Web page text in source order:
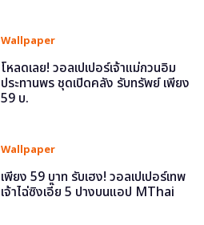
Wallpaper
โหลดเลย! วอลเปเปอร์เจ้าแม่กวนอิม
ประทานพร ชุดเปิดคลัง รับทรัพย์ เพียง
59 บ.
Wallpaper
เพียง 59 บาท รับเฮง! วอลเปเปอร์เทพ
เจ้าไฉ่ซิงเอี๊ย 5 ปางบนแอป MThai